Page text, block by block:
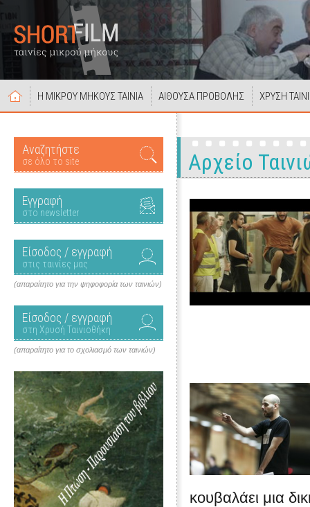
Η ΜΙΚΡΟΥ ΜΗΚΟΥΣ ΤΑΙΝΙΑ ΑΙΘΟΥΣΑ ΠΡΟΒΟΛΗΣ ΧΡΥΣΗ
Αναζητήστε
σε όλο το site
Εγγραφή
στο newsletter
Είσοδος / εγγραφή
στις ταινίες μας
(απαραίτητο για την ψηφοφορία των ταινιών)
Είσοδος / εγγραφή
στη Χρυσή Ταινιοθήκη
(απαραίτητο για το σχολιασμό των ταινιών)
Αρχείο
κουβαλάει μια